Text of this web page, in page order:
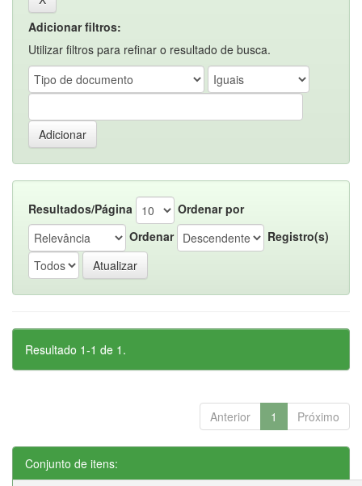
Adicionar filtros:
Utilizar filtros para refinar o resultado de busca.
Resultados/Página
Ordenar por
Ordenar
Registro(s)
Resultado 1-1 de 1.
Anterior 1 Próximo
Conjunto de itens: